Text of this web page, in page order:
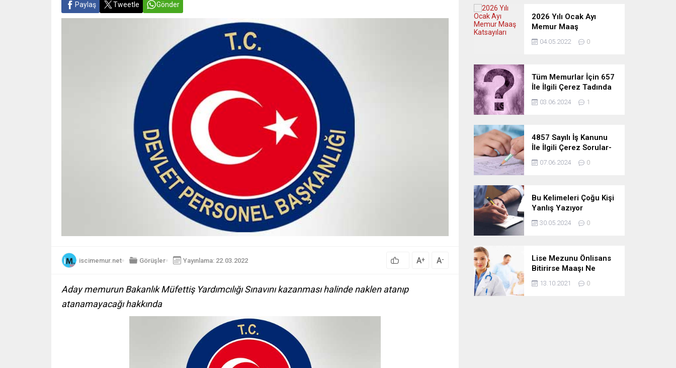
Paylaş Tweetle Gönder
iscimemur.net Görüşler Yayınlama: 22.03.2022 A+ A-
Aday memurun Bakanlık Müfettiş Yardımcılığı Sınavını kazanması halinde naklen atanıp
atanamayacağı hakkında
2026 Yılı Ocak Ayı
Memur Maaş
Katsayıları
04.05.2022 0
Tüm Memurlar İçin 657
İle İlgili Çerez Tadında
Deneme Sınavı
03.06.2024 1
4857 Sayılı İş Kanunu
İle İlgili Çerez Sorular-
Deneme Sınavı
07.06.2024 0
Bu Kelimeleri Çoğu Kişi
Yanlış Yazıyor
30.05.2024 0
Lise Mezunu Önlisans
Bitirirse Maaşı Ne
Kadar Artar
13.10.2021 0